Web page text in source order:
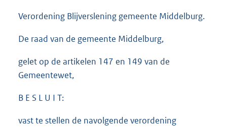
Verordening Blijverslening gemeente Middelburg.
De raad van de gemeente Middelburg,
gelet op de artikelen 147 en 149 van de
Gemeentewet,
B E S L U I T:
vast te stellen de navolgende verordening